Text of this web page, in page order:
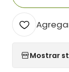
Mostrar